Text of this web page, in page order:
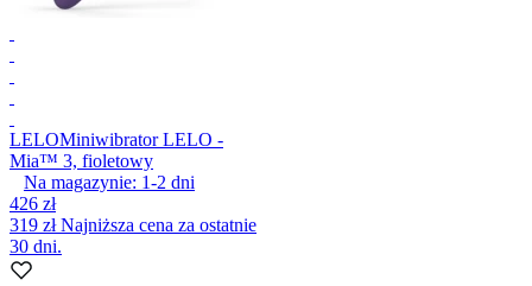
LELOMiniwibrator LELO -
Mia™ 3, fioletowy
Na magazynie: 1-2 dni
426 zł
319 złNajniższa cena za ostatnie
30 dni.